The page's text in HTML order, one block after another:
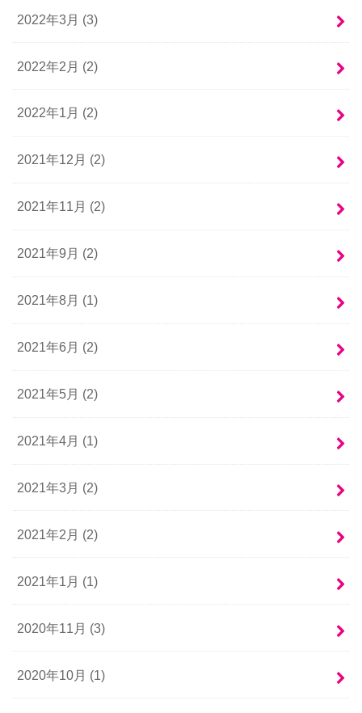
2022年3月 (3)
2022年2月 (2)
2022年1月 (2)
2021年12月 (2)
2021年11月 (2)
2021年9月 (2)
2021年8月 (1)
2021年6月 (2)
2021年5月 (2)
2021年4月 (1)
2021年3月 (2)
2021年2月 (2)
2021年1月 (1)
2020年11月 (3)
2020年10月 (1)